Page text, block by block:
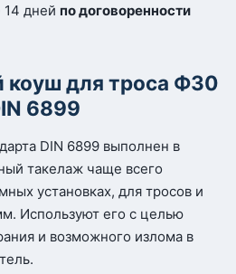
14 дней по договоренности
для троса Ф30
6899
DIN 6899 выполнен в
такелаж чаще всего
установках, для тросов и
Используют его с целью
и возможного излома в